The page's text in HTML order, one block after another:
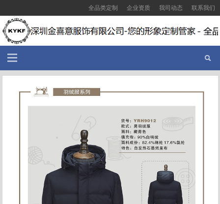
全品类定制 企业资质 我司动态 联系我们